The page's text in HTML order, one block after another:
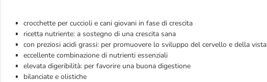
crocchette per cuccioli e cani giovani in fase di crescita
ricetta nutriente: a sostegno di una crescita sana
con preziosi acidi grassi: per promuovere lo sviluppo del cervello e della vista
eccellente combinazione di nutrienti essenziali
elevata digeribilità: per favorire una buona digestione
bilanciate e olistiche